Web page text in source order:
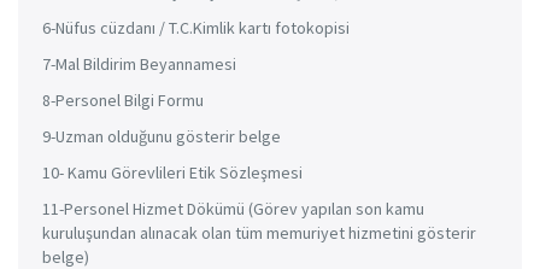
6-Nüfus cüzdanı / T.C.Kimlik kartı fotokopisi
7-Mal Bildirim Beyannamesi
8-Personel Bilgi Formu
9-Uzman olduğunu gösterir belge
10- Kamu Görevlileri Etik Sözleşmesi
11-Personel Hizmet Dökümü (Görev yapılan son kamu
kuruluşundan alınacak olan tüm memuriyet hizmetini gösterir
belge)